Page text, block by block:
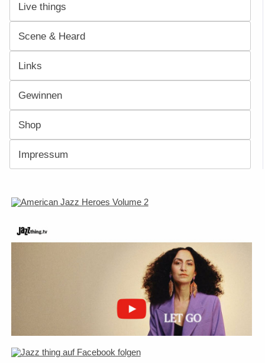
Live things
Scene & Heard
Links
Gewinnen
Shop
Impressum